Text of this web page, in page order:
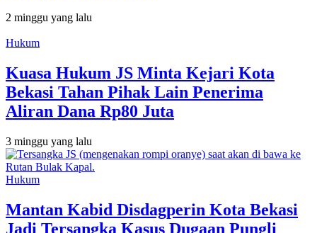
2 minggu yang lalu
Hukum
Kuasa Hukum JS Minta Kejari Kota
Bekasi Tahan Pihak Lain Penerima
Aliran Dana Rp80 Juta
3 minggu yang lalu
Hukum
Mantan Kabid Disdagperin Kota Bekasi
Jadi Tersangka Kasus Dugaan Pungli